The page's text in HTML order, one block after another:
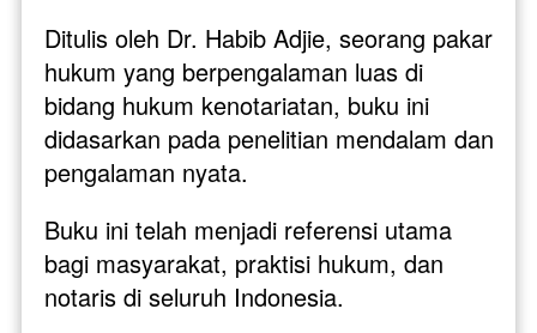
Ditulis oleh Dr. Habib Adjie, seorang pakar
hukum yang berpengalaman luas di
bidang hukum kenotariatan, buku ini
didasarkan pada penelitian mendalam dan
pengalaman nyata.
Buku ini telah menjadi referensi utama
bagi masyarakat, praktisi hukum, dan
notaris di seluruh Indonesia.